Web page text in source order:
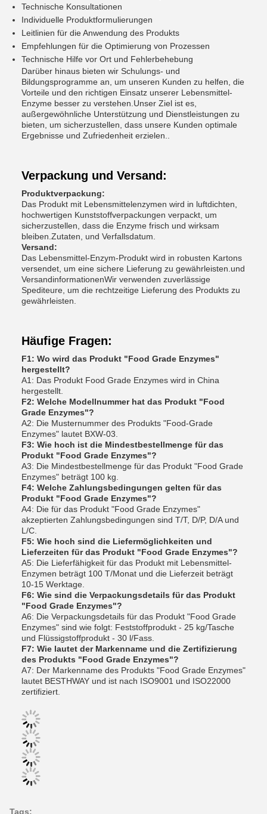
Technische Konsultationen
Individuelle Produktformulierungen
Leitlinien für die Anwendung des Produkts
Empfehlungen für die Optimierung von Prozessen
Technische Hilfe vor Ort und Fehlerbehebung
Darüber hinaus bieten wir Schulungs- und
Bildungsprogramme an, um unseren Kunden zu helfen, die
Vorteile und den richtigen Einsatz unserer Lebensmittel-
Enzyme besser zu verstehen.Unser Ziel ist es,
außergewöhnliche Unterstützung und Dienstleistungen zu
bieten, um sicherzustellen, dass unsere Kunden optimale
Ergebnisse und Zufriedenheit erzielen..
Verpackung und Versand:
Produktverpackung:
Das Produkt mit Lebensmittelenzymen wird in luftdichten,
hochwertigen Kunststoffverpackungen verpackt, um
sicherzustellen, dass die Enzyme frisch und wirksam
bleiben.Zutaten, und Verfallsdatum.
Versand:
Das Lebensmittel-Enzym-Produkt wird in robusten Kartons
versendet, um eine sichere Lieferung zu gewährleisten.und
VersandinformationenWir verwenden zuverlässige
Spediteure, um die rechtzeitige Lieferung des Produkts zu
gewährleisten.
Häufige Fragen:
F1: Wo wird das Produkt "Food Grade Enzymes"
hergestellt?
A1: Das Produkt Food Grade Enzymes wird in China
hergestellt.
F2: Welche Modellnummer hat das Produkt "Food
Grade Enzymes"?
A2: Die Musternummer des Produkts "Food-Grade
Enzymes" lautet BXW-03.
F3: Wie hoch ist die Mindestbestellmenge für das
Produkt "Food Grade Enzymes"?
A3: Die Mindestbestellmenge für das Produkt "Food Grade
Enzymes" beträgt 100 kg.
F4: Welche Zahlungsbedingungen gelten für das
Produkt "Food Grade Enzymes"?
A4: Die für das Produkt "Food Grade Enzymes"
akzeptierten Zahlungsbedingungen sind T/T, D/P, D/A und
L/C.
F5: Wie hoch sind die Liefermöglichkeiten und
Lieferzeiten für das Produkt "Food Grade Enzymes"?
A5: Die Lieferfähigkeit für das Produkt mit Lebensmittel-
Enzymen beträgt 100 T/Monat und die Lieferzeit beträgt
10-15 Werktage.
F6: Wie sind die Verpackungsdetails für das Produkt
"Food Grade Enzymes"?
A6: Die Verpackungsdetails für das Produkt "Food Grade
Enzymes" sind wie folgt: Feststoffprodukt - 25 kg/Tasche
und Flüssigstoffprodukt - 30 l/Fass.
F7: Wie lautet der Markenname und die Zertifizierung
des Produkts "Food Grade Enzymes"?
A7: Der Markenname des Produkts "Food Grade Enzymes"
lautet BESTHWAY und ist nach ISO9001 und ISO22000
zertifiziert.
Tags: